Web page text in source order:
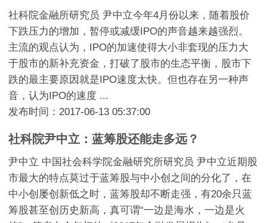
社科院金融所研究员 尹中立今年4月份以来，随着股价
下跌压力的增加，暂停或减缓IPO的声音越来越强烈。
主流的观点认为，IPO的加速使得大小非套现的压力大
于股市的新补充资金，打破了股市的生态平衡，股市下
跌的最主要原因就是IPO速度太快。但也存在另一种声
音，认为IPO的速度 ...
发布时间：2017-06-13 05:37:00
社科院尹中立：蓝筹股还能走多远？
尹中立 中国社会科学院金融研究所研究员 尹中立近期股
市最大的特点莫过于蓝筹股与中小创之间的分化了，在
中小创屡创新低之时，蓝筹股却不断走强，有20余只蓝
筹股甚至创历史新高，真可谓“一边是海水，一边是火